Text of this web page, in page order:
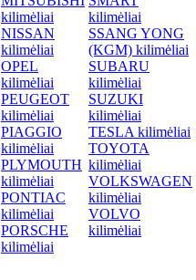
kilimėliai
NISSAN
kilimėliai
OPEL
kilimėliai
PEUGEOT
kilimėliai
PIAGGIO
kilimėliai
PLYMOUTH
kilimėliai
PONTIAC
kilimėliai
PORSCHE
kilimėliai
kilimėliai
SSANG YONG
(KGM) kilimėliai
SUBARU
kilimėliai
SUZUKI
kilimėliai
TESLA kilimėliai
TOYOTA
kilimėliai
VOLKSWAGEN
kilimėliai
VOLVO
kilimėliai